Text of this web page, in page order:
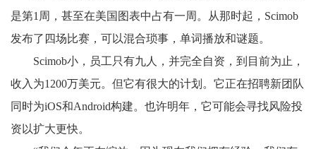
是第1周，甚至在美国图表中占有一周。从那时起，Scimob
发布了四场比赛，可以混合琐事，单词播放和谜题。
Scimob小，员工只有九人，并完全自资，到目前为止，
收入为1200万美元。但它有很大的计划。它正在招聘新团队
同时为iOS和Android构建。也许明年，它可能会寻找风险投
资以扩大更快。